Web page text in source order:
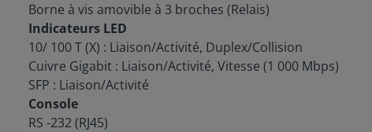
Borne à vis amovible à 3 broches (Relais)
Indicateurs LED
10/ 100 T (X) : Liaison/Activité, Duplex/Collision
Cuivre Gigabit : Liaison/Activité, Vitesse (1 000 Mbps)
SFP : Liaison/Activité
Console
RS -232 (RJ45)